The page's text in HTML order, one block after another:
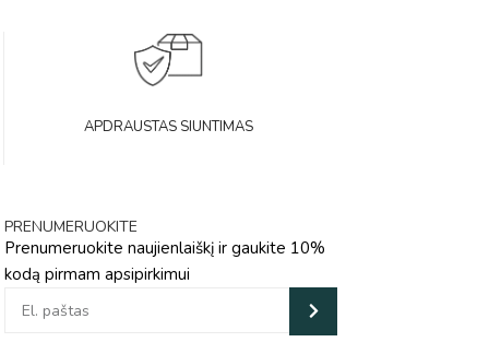
APDRAUSTAS SIUNTIMAS
PRENUMERUOKITE
Prenumeruokite naujienlaiškį ir gaukite 10%
kodą pirmam apsipirkimui